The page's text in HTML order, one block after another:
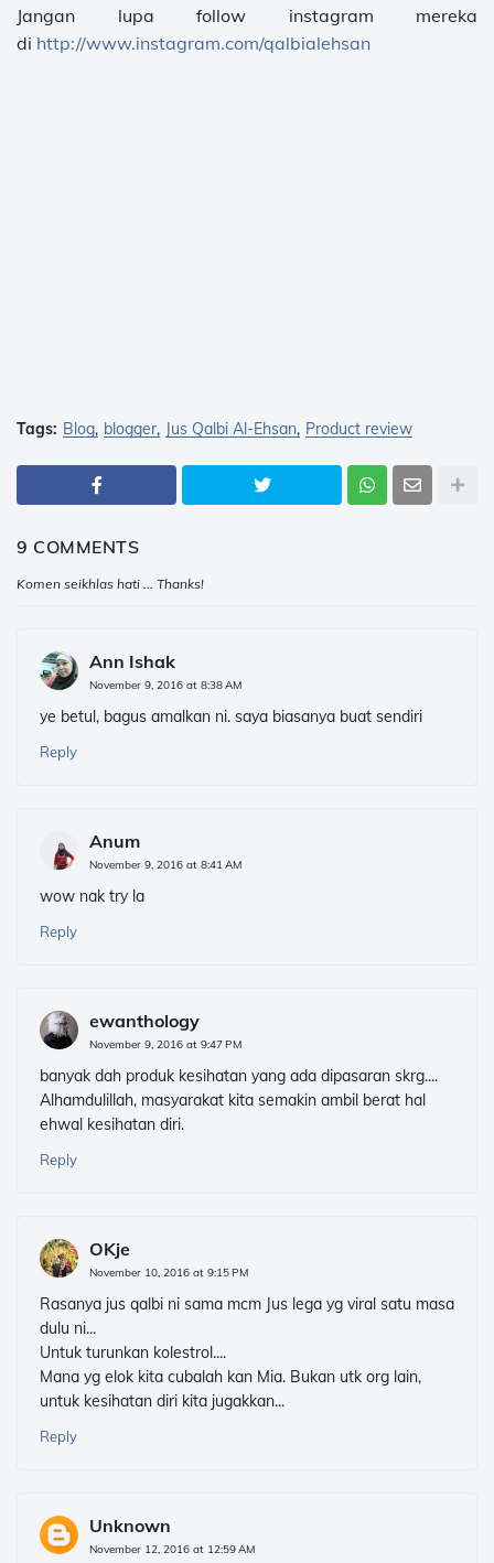
Jangan lupa follow instagram mereka
di http://www.instagram.com/qalbialehsan
Tags: Blog blogger Jus Qalbi Al-Ehsan Product review
9 COMMENTS
Komen seikhlas hati ... Thanks!
Ann Ishak
November 9, 2016 at 8:38 AM
ye betul, bagus amalkan ni. saya biasanya buat sendiri
Reply
Anum
November 9, 2016 at 8:41 AM
wow nak try la
Reply
ewanthology
November 9, 2016 at 9:47 PM
banyak dah produk kesihatan yang ada dipasaran skrg....
Alhamdulillah, masyarakat kita semakin ambil berat hal
ehwal kesihatan diri.
Reply
OKje
November 10, 2016 at 9:15 PM
Rasanya jus qalbi ni sama mcm Jus lega yg viral satu masa
dulu ni...
Untuk turunkan kolestrol....
Mana yg elok kita cubalah kan Mia. Bukan utk org lain,
untuk kesihatan diri kita jugakkan...
Reply
Unknown
November 12, 2016 at 12:59 AM